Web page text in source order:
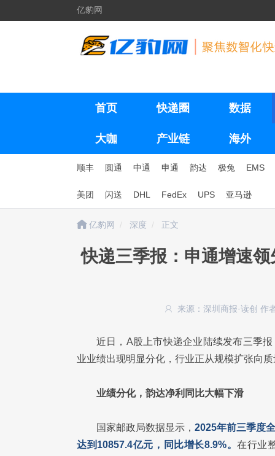
亿豹网
首页 快递圈 数据
大咖 产业链 海外
顺丰 圆通 中通 申通 韵达 极兔 EMS
美团 闪送 DHL FedEx UPS 亚马逊
亿豹网 深度 正文
快递三季报：申通增速
来源：深圳商报·读创 作
近日，A股上市快递企业陆续发布三季
业业绩出现明显分化，行业正从规模扩张向
业绩分化，韵达净利同比大幅下滑
国家邮政局数据显示， 2025年前三季度
达到10857.4亿元，同比增长8.9%。在行业